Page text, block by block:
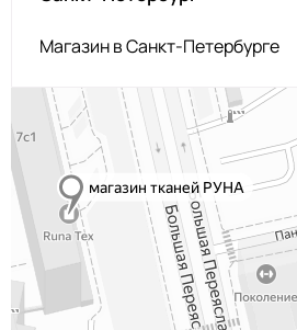
Бежевый
Синий
ЗГ021
Серобежевый
Банан
ЗГ062
Св сирень
ЗГ063
Ментол
ЗГ050
Зелёный
ЗГ047
Неон салатн
ЗГ065
Магазин в Санкт-Петербурге